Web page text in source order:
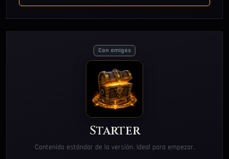
Con amigos
Starter
Contenido estándar de la versión. Ideal para empezar.